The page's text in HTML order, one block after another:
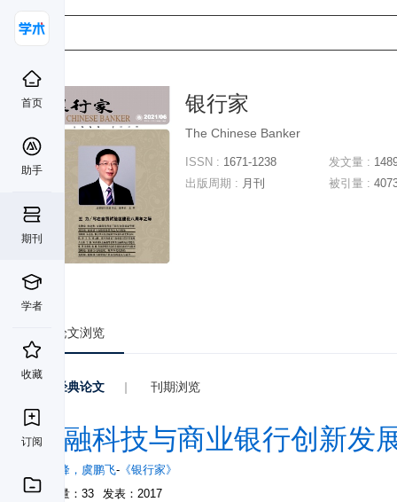
首页
助手
期刊
学者
收藏
订阅
银行家
The Chinese Banker
ISSN : 1671-1238
出版周期 : 月刊
发文量 :
被引量 :
论文浏览
经典论文 | 刊期浏览
金融科技与商业银行创新发
陆岷峰 ， 虞鹏飞- 《银行家》
被引量：33
发表：2017